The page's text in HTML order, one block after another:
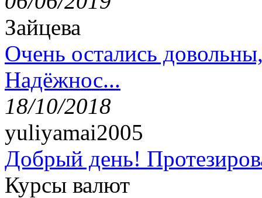
Зайцева
Очень остались
Надёжнос...
18/10/2018
yuliyamai2005
Добрый день!
Курсы валют